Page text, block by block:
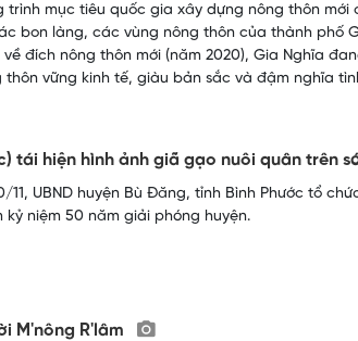
trình mục tiêu quốc gia xây dựng nông thôn
bon làng, các vùng nông thôn của thành phố
đích nông thôn mới (năm 2020), Gia Nghĩa
thôn vững kinh tế, giàu bản sắc và đậm nghĩa
tái hiện hình ảnh giã gạo nuôi quân trên
11, UBND huyện Bù Đăng, tỉnh Bình Phước tổ
kỷ niệm 50 năm giải phóng huyện.
M'nông R'lâm